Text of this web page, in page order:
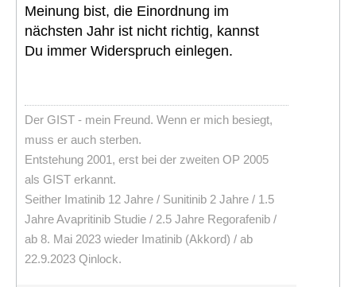
Meinung bist, die Einordnung im
nächsten Jahr ist nicht richtig, kannst
Du immer Widerspruch einlegen.
Der GIST - mein Freund. Wenn er mich besiegt,
muss er auch sterben.
Entstehung 2001, erst bei der zweiten OP 2005
als GIST erkannt.
Seither Imatinib 12 Jahre / Sunitinib 2 Jahre / 1.5
Jahre Avapritinib Studie / 2.5 Jahre Regorafenib /
ab 8. Mai 2023 wieder Imatinib (Akkord) / ab
22.9.2023 Qinlock.